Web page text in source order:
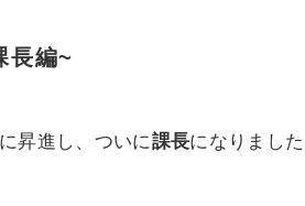
長編~
昇進し、ついに課長になりました